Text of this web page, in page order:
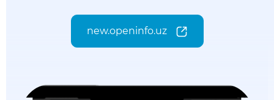
new.openinfo.uz